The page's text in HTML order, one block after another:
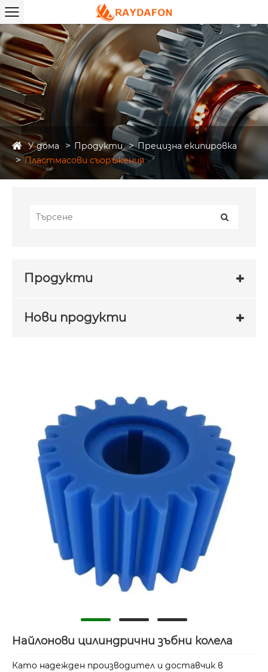
У дома Продукти
Прецизна екипировка
Пластмасови съоръжения
Продукти
Нови продукти
Найлонови цилиндрични зъбни колела
Като надежден производител и доставчик в